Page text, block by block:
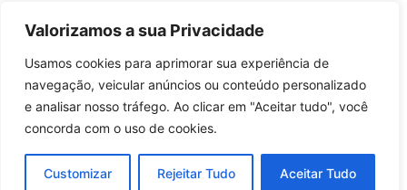
Valorizamos a sua Privacidade
Usamos cookies para aprimorar sua experiência de
navegação, veicular anúncios ou conteúdo personalizado
e analisar nosso tráfego. Ao clicar em "Aceitar tudo", você
concorda com o uso de cookies.
Customizar Rejeitar Tudo Aceitar Tudo